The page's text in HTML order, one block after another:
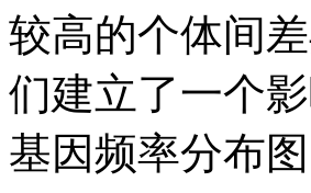
较高的个体间
们建立了一个
基因频率分布图